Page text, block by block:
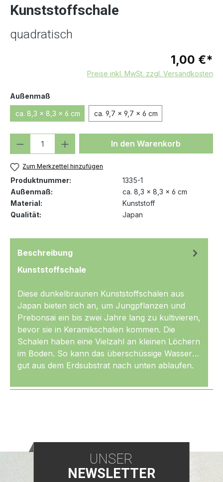
Kunststoffschale
quadratisch
1,00 €*
Preise inkl. MwSt. zzgl. Versandkosten
Außenmaß
ca. 8,3 x 8,3 x 6 cm ca. 9,7 x 9,7 x 6 cm
Produkt Anzahl: Gib denIn den Warenkorb
Zum Merkzettel hinzufügen
Produktnummer:
1335-1
Außenmaß:
ca. 8,3 x 8,3 x 6 cm
Material:
Kunststoff
Qualität:
Japan
Beschreibung
Kunststoffschale
Diese dunkelbraunen Kunststoffschalen aus
Japan bieten sich an, um Jungpflanzen und
Prebonsai ein bis zwei Jahre lang zu kultivieren,
bevor sie in Keramikschalen kommen. Die
Schalen haben eine Vielzahl an kleinen Löchern
im Boden. So kann das überschüssige Wasser
gut aus dem Erdsubstrat nach unten ablaufen.
Mehr
UNSER
NEWSLETTER